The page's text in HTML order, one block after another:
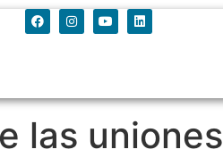
las uniones